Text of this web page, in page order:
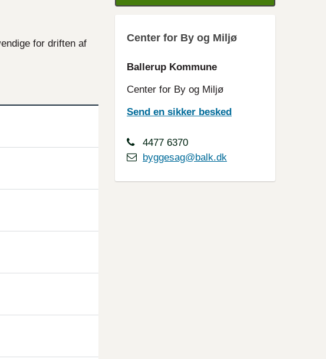
for driften af
Center for By og Miljø
Ballerup Kommune
Center for By og Miljø
Send en sikker besked
4477 6370
byggesag@balk.dk